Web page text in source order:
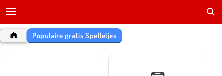
Populaire gratis Spelletjes